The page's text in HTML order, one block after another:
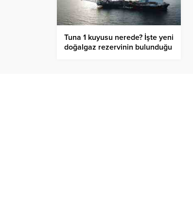
Tuna 1 kuyusu nerede? İşte yeni
doğalgaz rezervinin bulunduğu